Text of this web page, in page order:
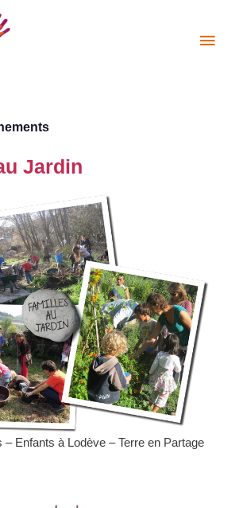
Jardin
– Enfants à Lodève – Terre en Partage